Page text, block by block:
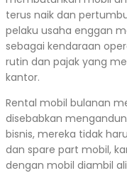
terus naik dan
pelaku usaha enggan
sebagai kendaraan
rutin dan pajak yang
kantor.
Rental mobil bulanan
disebabkan
bisnis, mereka tidak
dan spare part mobil,
dengan mobil diambil